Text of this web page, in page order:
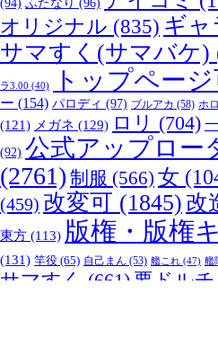
オリジナル (835) ギャ
サマすく(サマバケ)
ラ3.00 (40) トップペー
ー (154) パロディ (97) ブルアカ (58) ホ
(121) メガネ (129) ロリ (704)
(92) 公式アップロー
(2761) 制服 (566) 女
(459) 改変可 (1845) 改
東方 (113) 版権・版権
(131) 竿役 (65) 自己まん (53) 艦これ (47) 艦
サマすく
(661) 要ドルチ